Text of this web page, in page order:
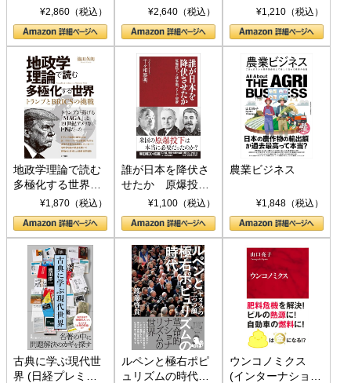
¥2,860（税込） ¥2,640（税込）
ト S 039)¥1,210（税込）
地政学理論で読む
多極化する世界：
トランプとBRICS
の挑戦
¥1,870（税込）
誰が日本を降伏さ
せたか 原爆投
下、ソ連参戦、そ
して聖断 (PHP新
書)
¥1,100（税込）
農業ビジネス
¥1,848（税込）
古典に学ぶ現代世
界 (日経プレミア
ルペンと極右ポピ
ュリズムの時代：
ウンコノミクス
(インターナショナ